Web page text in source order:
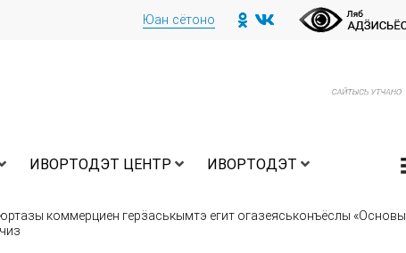
Юан сётоно
ИВОРТОДЭТ ЦЕНТР ИВОРТОДЭТ
коммерциен герӟаськымтэ егит огазеяськонъёслы «Основы